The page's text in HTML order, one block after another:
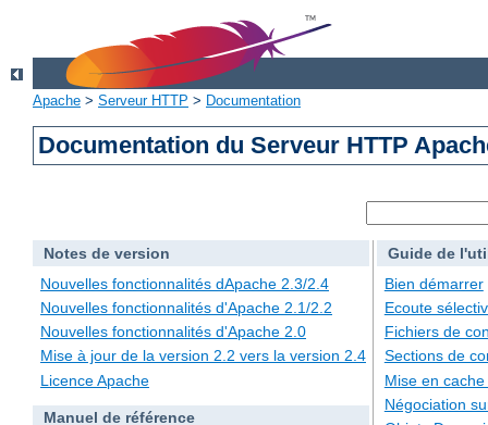
Apache > Serveur HTTP > Documentation
Documentation du Serveur HTTP
Notes de version
Nouvelles fonctionnalités dApache 2.3/2.4
Nouvelles fonctionnalités d'Apache 2.1/2.2
Nouvelles fonctionnalités d'Apache 2.0
Mise à jour de la version 2.2 vers la version 2.4
Licence Apache
Manuel de référence
Guide de
Bien démarrer
Ecoute
Fichiers de
Sections de
Mise en
Négociation